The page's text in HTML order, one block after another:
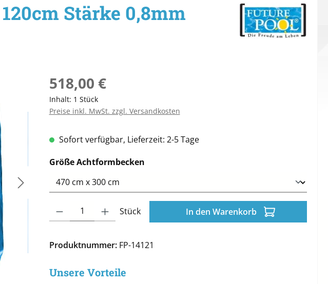
Stärke 0,8mm
Regulärer Preis:
518,00 €
Inhalt: 1 Stück
Preise inkl. MwSt. zzgl. Versandkosten
Sofort verfügbar, Lieferzeit: 2-5 Tage
Größe Achtformbeckenauswählen
Produkt Anzahl: Gib den gewünschten Wert ein oder benutze die
Stück In den Warenkorb
Produktnummer: FP-14121
Unsere Vorteile